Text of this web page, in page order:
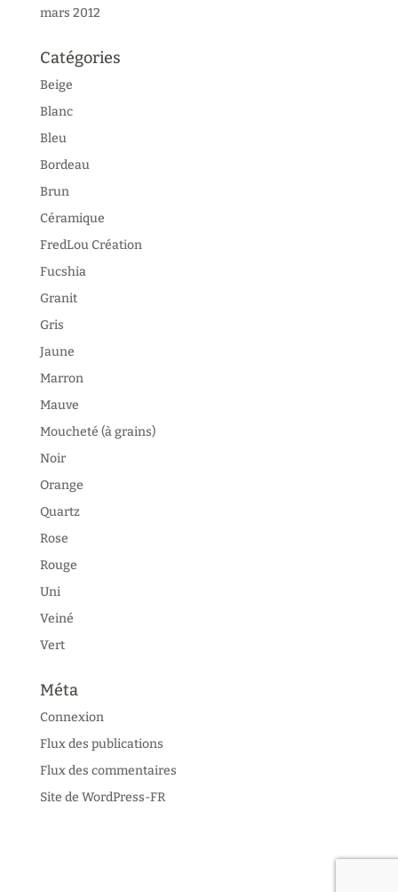
mars 2012
Catégories
Beige
Blanc
Bleu
Bordeau
Brun
Céramique
FredLou Création
Fucshia
Granit
Gris
Jaune
Marron
Mauve
Moucheté (à grains)
Noir
Orange
Quartz
Rose
Rouge
Uni
Veiné
Vert
Méta
Connexion
Flux des publications
Flux des commentaires
Site de WordPress-FR